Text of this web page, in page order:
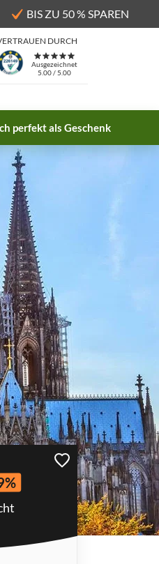
BIS ZU 50 % SPAREN
DURCH
Ausgezeichnet
5.00 / 5.00
perfekt als Geschenk